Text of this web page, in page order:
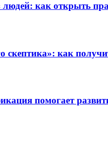
людей: как открыть
скептика»: как
помогает